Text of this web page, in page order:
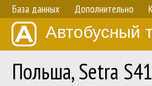
База данных Дополнительно
Автобусный
Польша, Setra